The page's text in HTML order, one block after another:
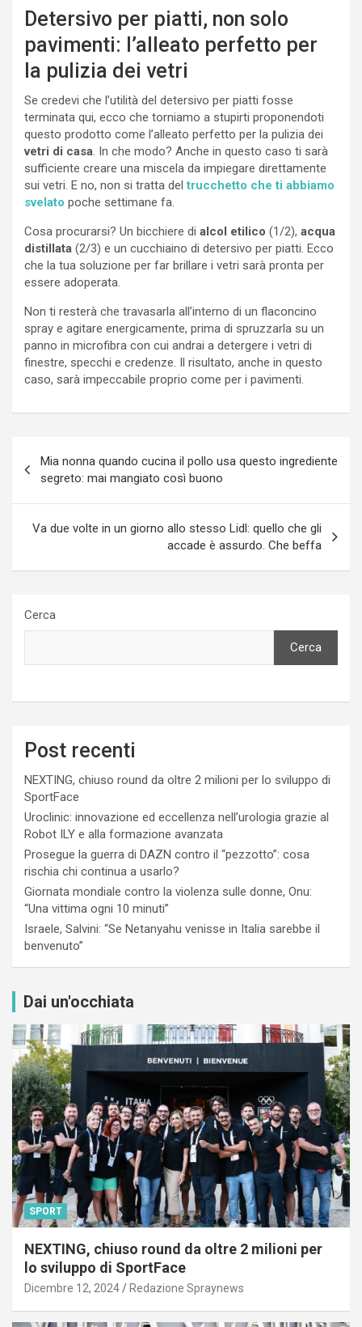
Detersivo per piatti, non solo
pavimenti: l’alleato perfetto per
la pulizia dei vetri
Se credevi che l’utilità del detersivo per piatti fosse
terminata qui, ecco che torniamo a stupirti proponendoti
questo prodotto come l’alleato perfetto per la pulizia dei
vetri di casa. In che modo? Anche in questo caso ti sarà
sufficiente creare una miscela da impiegare direttamente
sui vetri. E no, non si tratta deltrucchetto che ti abbiamo
svelato poche settimane fa.
Cosa procurarsi? Un bicchiere di alcol etilico (1/2), acqua
distillata (2/3) e un cucchiaino di detersivo per piatti. Ecco
che la tua soluzione per far brillare i vetri sarà pronta per
essere adoperata.
Non ti resterà che travasarla all’interno di un flaconcino
spray e agitare energicamente, prima di spruzzarla su un
panno in microfibra con cui andrai a detergere i vetri di
finestre, specchi e credenze. Il risultato, anche in questo
caso, sarà impeccabile proprio come per i pavimenti.
articoli
Mia nonna quando cucina il pollo usa questo ingrediente
segreto: mai mangiato così buono
Va due volte in un giorno allo stesso Lidl: quello che gli
accade è assurdo. Che beffa
Cerca
Cerca
Post recenti
NEXTING, chiuso round da oltre 2 milioni per lo sviluppo di
SportFace
Uroclinic: innovazione ed eccellenza nell’urologia grazie al
Robot ILY e alla formazione avanzata
Prosegue la guerra di DAZN contro il “pezzotto”: cosa
rischia chi continua a usarlo?
Giornata mondiale contro la violenza sulle donne, Onu:
“Una vittima ogni 10 minuti”
Israele, Salvini: “Se Netanyahu venisse in Italia sarebbe il
benvenuto”
Dai un'occhiata
SPORT
NEXTING, chiuso round da oltre 2 milioni per
lo sviluppo di SportFace
Dicembre 12, 2024 Redazione Spraynews